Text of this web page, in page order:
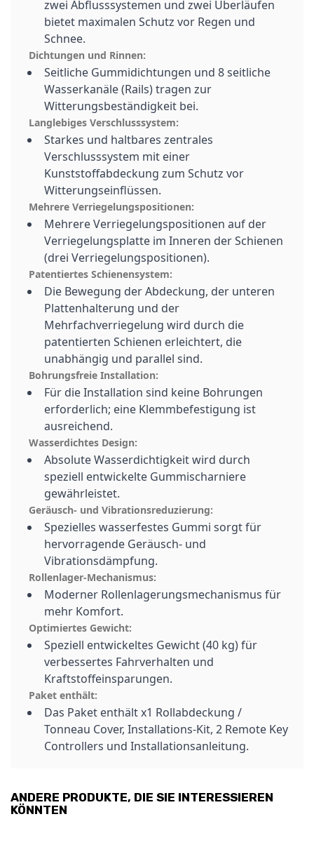
zwei Abflusssystemen und zwei Überläufen
bietet maximalen Schutz vor Regen und
Schnee.
Dichtungen und Rinnen:
Seitliche Gummidichtungen und 8 seitliche
Wasserkanäle (Rails) tragen zur
Witterungsbeständigkeit bei.
Langlebiges Verschlusssystem:
Starkes und haltbares zentrales
Verschlusssystem mit einer
Kunststoffabdeckung zum Schutz vor
Witterungseinflüssen.
Mehrere Verriegelungspositionen:
Mehrere Verriegelungspositionen auf der
Verriegelungsplatte im Inneren der Schienen
(drei Verriegelungspositionen).
Patentiertes Schienensystem:
Die Bewegung der Abdeckung, der unteren
Plattenhalterung und der
Mehrfachverriegelung wird durch die
patentierten Schienen erleichtert, die
unabhängig und parallel sind.
Bohrungsfreie Installation:
Für die Installation sind keine Bohrungen
erforderlich; eine Klemmbefestigung ist
ausreichend.
Wasserdichtes Design:
Absolute Wasserdichtigkeit wird durch
speziell entwickelte Gummischarniere
gewährleistet.
Geräusch- und Vibrationsreduzierung:
Spezielles wasserfestes Gummi sorgt für
hervorragende Geräusch- und
Vibrationsdämpfung.
Rollenlager-Mechanismus:
Moderner Rollenlagerungsmechanismus für
mehr Komfort.
Optimiertes Gewicht:
Speziell entwickeltes Gewicht (40 kg) für
verbessertes Fahrverhalten und
Kraftstoffeinsparungen.
Paket enthält:
Das Paket enthält x1 Rollabdeckung /
Tonneau Cover, Installations-Kit, 2 Remote Key
Controllers und Installationsanleitung.
ANDERE PRODUKTE, DIE SIE INTERESSIEREN
KÖNNTEN